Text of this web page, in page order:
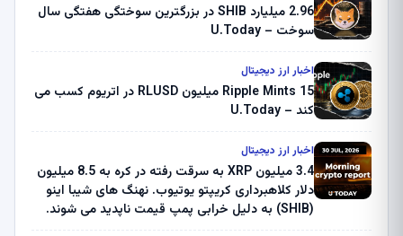
2.96 میلیارد SHIB در بزرگترین سوختگی هفتگی سال
سوخت – U.Today
اخبار ارز دیجیتال
Ripple Mints 15 میلیون RLUSD در اتریوم کسب می
کند – U.Today
اخبار ارز دیجیتال
3.4 میلیون XRP به سرقت رفته در کره به 8.5 میلیون
دلار کلاهبرداری کریپتو یوتیوب. نهنگ های شیبا اینو
(SHIB) به دلیل خرابی پمپ قیمت ناپدید می شوند.